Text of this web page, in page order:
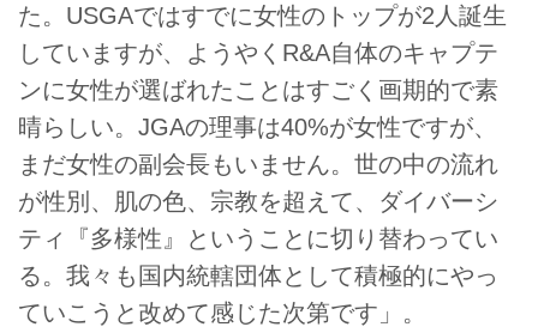
た。USGAではすでに女性のトップが2人誕生
していますが、ようやくR&A自体のキャプテ
ンに女性が選ばれたことはすごく画期的で素
晴らしい。JGAの理事は40%が女性ですが、
まだ女性の副会長もいません。世の中の流れ
が性別、肌の色、宗教を超えて、ダイバーシ
ティ『多様性』ということに切り替わってい
る。我々も国内統轄団体として積極的にやっ
ていこうと改めて感じた次第です」。